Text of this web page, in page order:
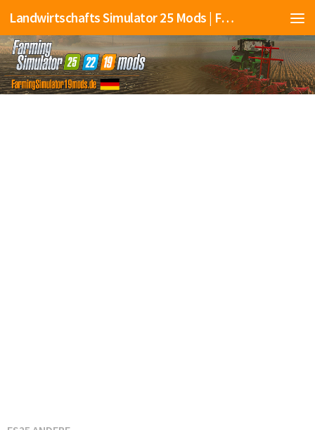
Landwirtschafts Simulator 25 Mods | Farming Simulator 25 Mods | FS25 Mods